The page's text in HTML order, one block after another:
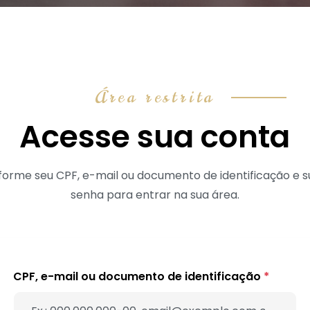
Área restrita
Acesse sua conta
seu CPF, e-mail ou documento de identificação e
senha para entrar na sua área.
CPF, e-mail ou documento de identificação *